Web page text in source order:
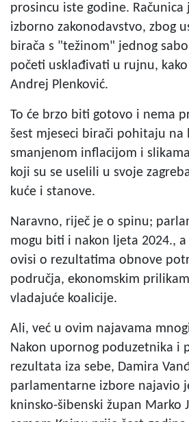
prosincu iste godine. Računica
izborno zakonodavstvo, zbog
birača s "težinom" jednog
početi usklađivati u rujnu,
Andrej Plenković.
To će brzo biti gotovo i nema
šest mjeseci birači pohitaju na
smanjenom inflacijom i
koji su se uselili u svoje
kuće i stanove.
Naravno, riječ je o spinu;
mogu biti i nakon ljeta 2024.,
ovisi o rezultatima obnove
područja, ekonomskim
vladajuće koalicije.
Ali, već u ovim najavama
Nakon upornog poduzetnika i
rezultata iza sebe, Damira
parlamentarne izbore najavio
kninsko-šibenski župan Marko